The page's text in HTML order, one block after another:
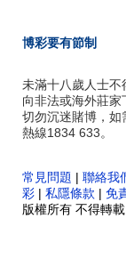
博彩要有節制
未滿十八歲人士不
向非法或海外莊家
切勿沉迷賭博，如
熱線1834 633。
常見問題 | 聯絡我
彩 | 私隱條款 | 免
版權所有 不得轉